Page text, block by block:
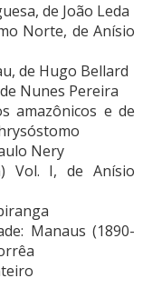
de João Leda
Norte, de Anísio
de Hugo Bellard
Nunes Pereira
amazônicos e de
Nery
Vol. I, de Anísio
Manaus (1890-